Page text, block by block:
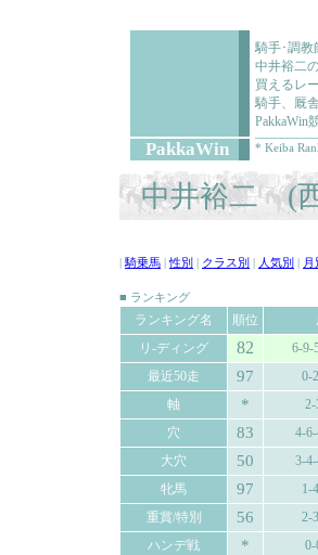
騎手･調教
中井裕二
買えるレ
騎手、厩
PakkaWin
PakkaWin * Keiba
中井裕二 (
騎乗馬 |性別 クラス別 人気別 月
■ ランキング
ランキング名 順位
リ-ディング
82 6-9-
最近50走 97 0-
軸 *
穴 83 4-
大穴 50 3-
牝馬 97 1-
重賞/特別 56 2-
ハンデ戦 *